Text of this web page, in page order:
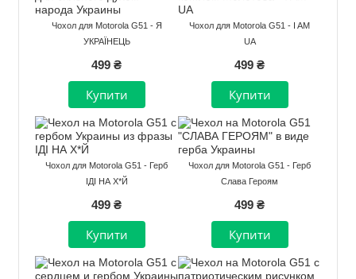
Чохол для Motorola G51 - Я
УКРАЇНЕЦЬ
499 ₴
Чохол для Motorola G51 - I AM
UA
499 ₴
Чохол для Motorola G51 - Герб
ІДІ НА Х*Й
499 ₴
Чохол для Motorola G51 - Герб
Слава Героям
499 ₴